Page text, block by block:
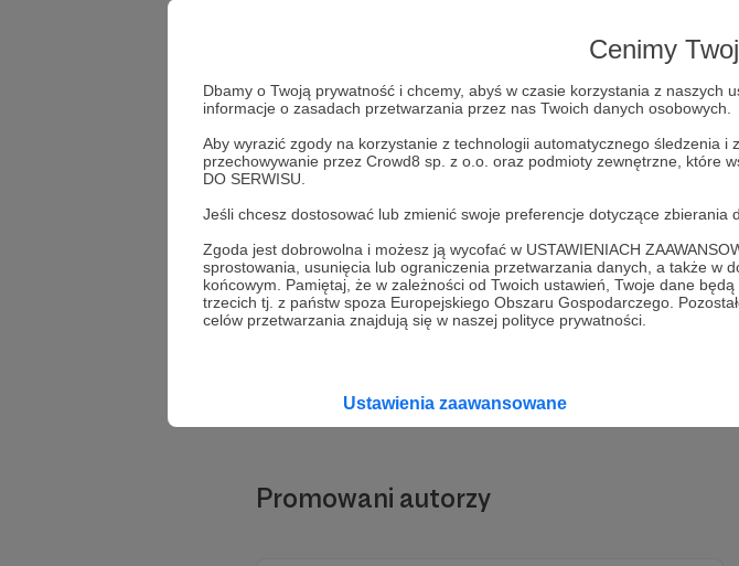
Cenimy
Dbamy o Twoją prywatność i chcemy, abyś w czasie korzystania z naszych
informacje o zasadach przetwarzania przez nas Twoich danych osobowych.
Aby wyrazić zgody na korzystanie z technologii automatycznego śledzenia
przechowywanie przez Crowd8 sp. z o.o. oraz podmioty zewnętrzne, które
DO SERWISU.
Jeśli chcesz dostosować lub zmienić swoje preferencje dotyczące zbierania
Zgoda jest dobrowolna i możesz ją wycofać w USTAWIENIACH
sprostowania, usunięcia lub ograniczenia przetwarzania danych, a także w
końcowym. Pamiętaj, że w zależności od Twoich ustawień, Twoje dane
trzecich tj. z państw spoza Europejskiego Obszaru Gospodarczego.
celów przetwarzania znajdują się w naszej polityce prywatności.
Ustawienia zaawansowane
Dołącz do
Wesprzyj działalność
Promowani autorzy